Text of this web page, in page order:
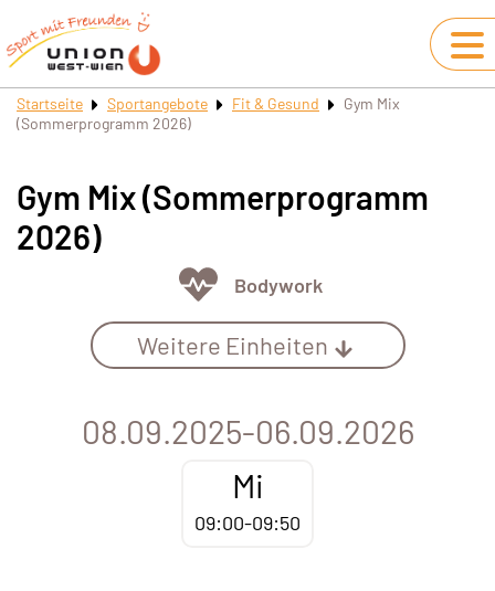
Startseite Sportangebote Fit & Gesund
Gym Mix
(Sommerprogramm 2026)
Gym Mix (Sommerprogramm
2026)
Bodywork
Weitere Einheiten
08.09.2025-06.09.2026
Mi
09:00-09:50